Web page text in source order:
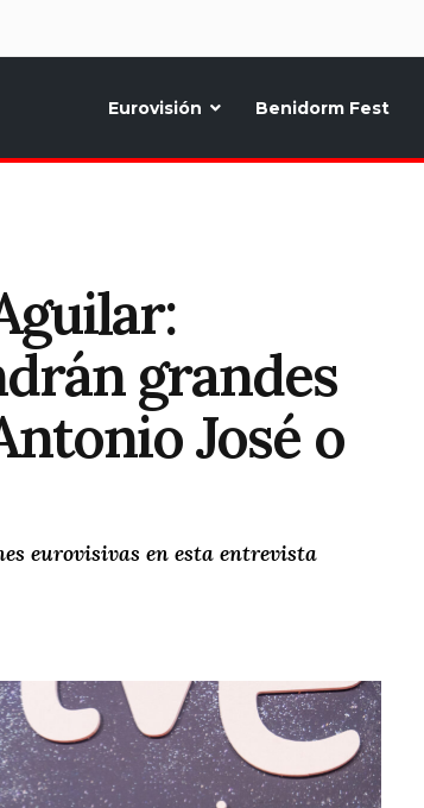
Eurovisión Benidorm Fest
grandes
José o
eurovisivas en esta entrevista